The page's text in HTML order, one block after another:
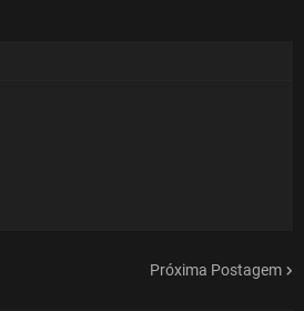
Próxima Postagem